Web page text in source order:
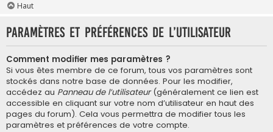
Haut
Paramètres et préférences de l’utilisateur
Comment modifier mes paramètres ?
Si vous êtes membre de ce forum, tous vos paramètres sont
stockés dans notre base de données. Pour les modifier,
accédez au Panneau de l’utilisateur(généralement ce lien est
accessible en cliquant sur votre nom d’utilisateur en haut des
pages du forum). Cela vous permettra de modifier tous les
paramètres et préférences de votre compte.